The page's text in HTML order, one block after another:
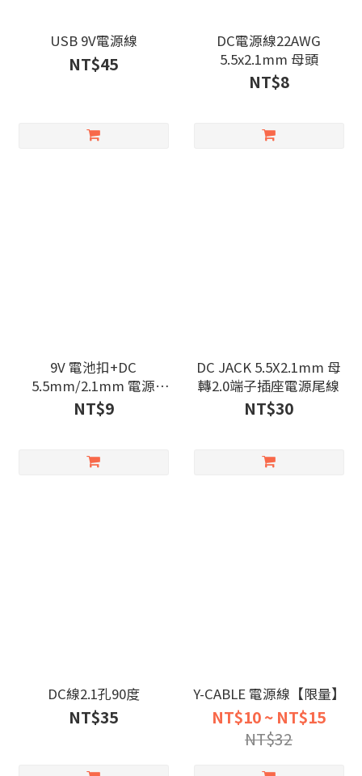
USB 9V電源線
NT$45
DC電源線22AWG
5.5x2.1mm 母頭
NT$8
9V 電池扣+DC
5.5mm/2.1mm 電源
線/10cm
NT$9
DC JACK 5.5X2.1mm 母
轉2.0端子插座電源尾線
NT$30
DC線2.1孔90度
NT$35
Y-CABLE 電源線【限量】
NT$10 ~ NT$15
NT$32